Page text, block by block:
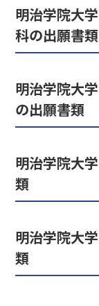
明治学院大
科の出願書類
明治学院大
の出願書類
明治学院大
類
明治学院大
類